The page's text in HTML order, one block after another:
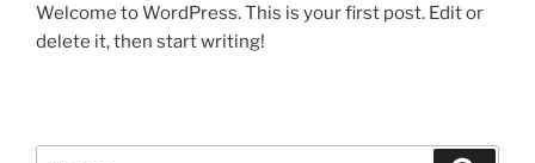
Welcome to WordPress. This is your first post. Edit or
delete it, then start writing!